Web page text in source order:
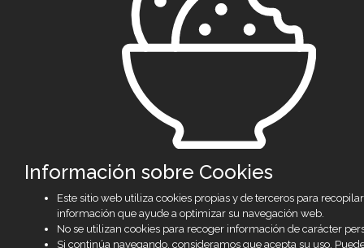
Información sobre Cookies
Este sitio web utiliza cookies propias y de terceros para recopilar
información que ayude a optimizar su navegación web.
No se utilizan cookies para recoger información de carácter
Si continúa navegando, consideramos que acepta su uso.